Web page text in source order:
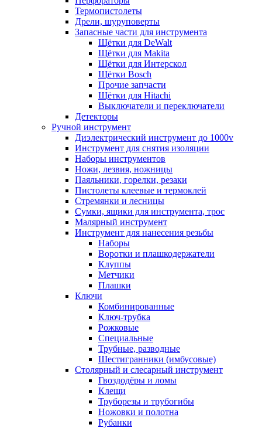
Термопистолеты
Дрели, шуруповерты
Запасные части для инструмента
Щётки для DeWalt
Щётки для Makita
Щётки для Интерскол
Щётки Bosch
Прочие запчасти
Щётки для Hitachi
Выключатели и переключатели
Детекторы
Ручной инструмент
Диэлектрический инструмент до 1000v
Инструмент для снятия изоляции
Наборы инструментов
Ножи, лезвия, ножницы
Паяльники, горелки, резаки
Пистолеты клеевые и термоклей
Стремянки и лесницы
Сумки, ящики для инструмента, трос
Малярный инструмент
Инструмент для нанесения резьбы
Наборы
Воротки и плашкодержатели
Клуппы
Метчики
Плашки
Ключи
Комбинированные
Ключ-трубка
Рожковые
Специальные
Трубные, разводные
Шестигранники (имбусовые)
Столярный и слесарный инструмент
Гвоздодёры и ломы
Клещи
Труборезы и трубогибы
Ножовки и полотна
Рубанки